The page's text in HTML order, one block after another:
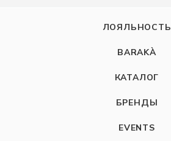
ЛОЯЛЬНОСТЬ
BARAKÀ
КАТАЛОГ
БРЕНДЫ
EVENTS